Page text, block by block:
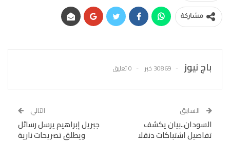
مشاركة
باج نيوز 30869 خبر 0 تعليق
السابق
السودان..بيان يكشف
تفاصيل اشتباكات دنقلا
التالي
جبريل إبراهيم يرسل رسائل
ويطلق تصريحات نارية